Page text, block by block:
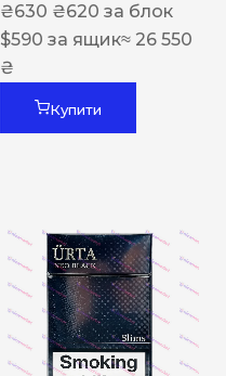
₴630 ₴620 за блок
$590 за ящик≈ 26 550
₴
Купити